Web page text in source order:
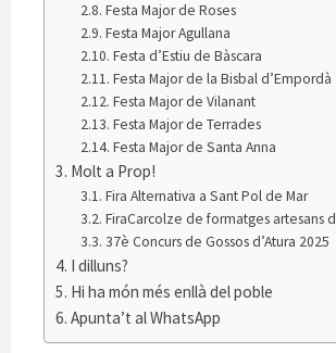
Festa Major de Roses
Festa Major Agullana
Festa d’Estiu de Bàscara
Festa Major de la Bisbal d’Empordà
Festa Major de Vilanant
Festa Major de Terrades
Festa Major de Santa Anna
Molt a Prop!
Fira Alternativa a Sant Pol de Mar
FiraCarcolze de formatges artesans
37è Concurs de Gossos d’Atura 2025
I dilluns?
Hi ha món més enllà del poble
Apunta’t al WhatsApp